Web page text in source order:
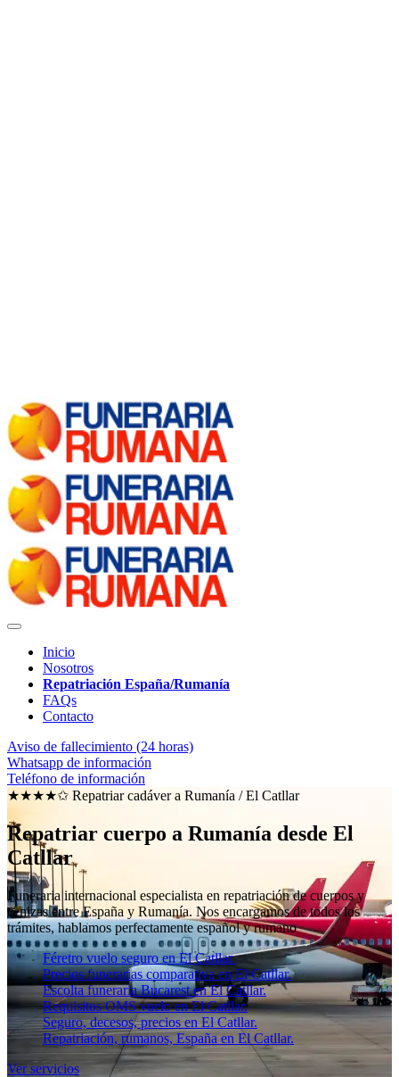
Inicio
Nosotros
Repatriación España/Rumanía
FAQs
Contacto
Aviso de fallecimiento (24 horas)
Whatsapp de información
Teléfono de información
★★★★✩ Repatriar cadáver a Rumanía /El Catllar
Repatriar cuerpo a Rumanía desde El
Catllar
Funeraria internacional especialista en repatriación de cuerpos y
cenizas entre España y Rumanía. Nos encargamos de todos los
trámites, hablamos perfectamente español y rumano
Féretro vuelo seguro en El Catllar.
Precios funerarias comparativa en El Catllar.
Escolta funeraria Bucarest en El Catllar.
Requisitos OMS vuelo en El Catllar.
Seguro, decesos, precios en El Catllar.
Repatriación, rumanos, España en El Catllar.
Ver servicios